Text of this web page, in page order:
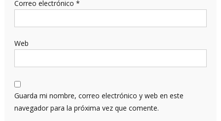
Correo electrónico *
Web
Guarda mi nombre, correo electrónico y web en este
navegador para la próxima vez que comente.